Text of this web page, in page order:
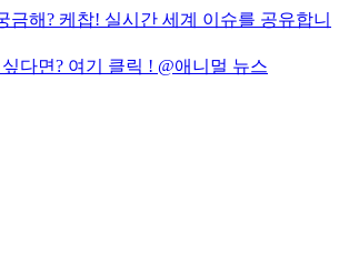
금해? 케찹! 실시간 세계 이슈를 공유합니
다면? 여기 클릭 ! @애니멀 뉴스